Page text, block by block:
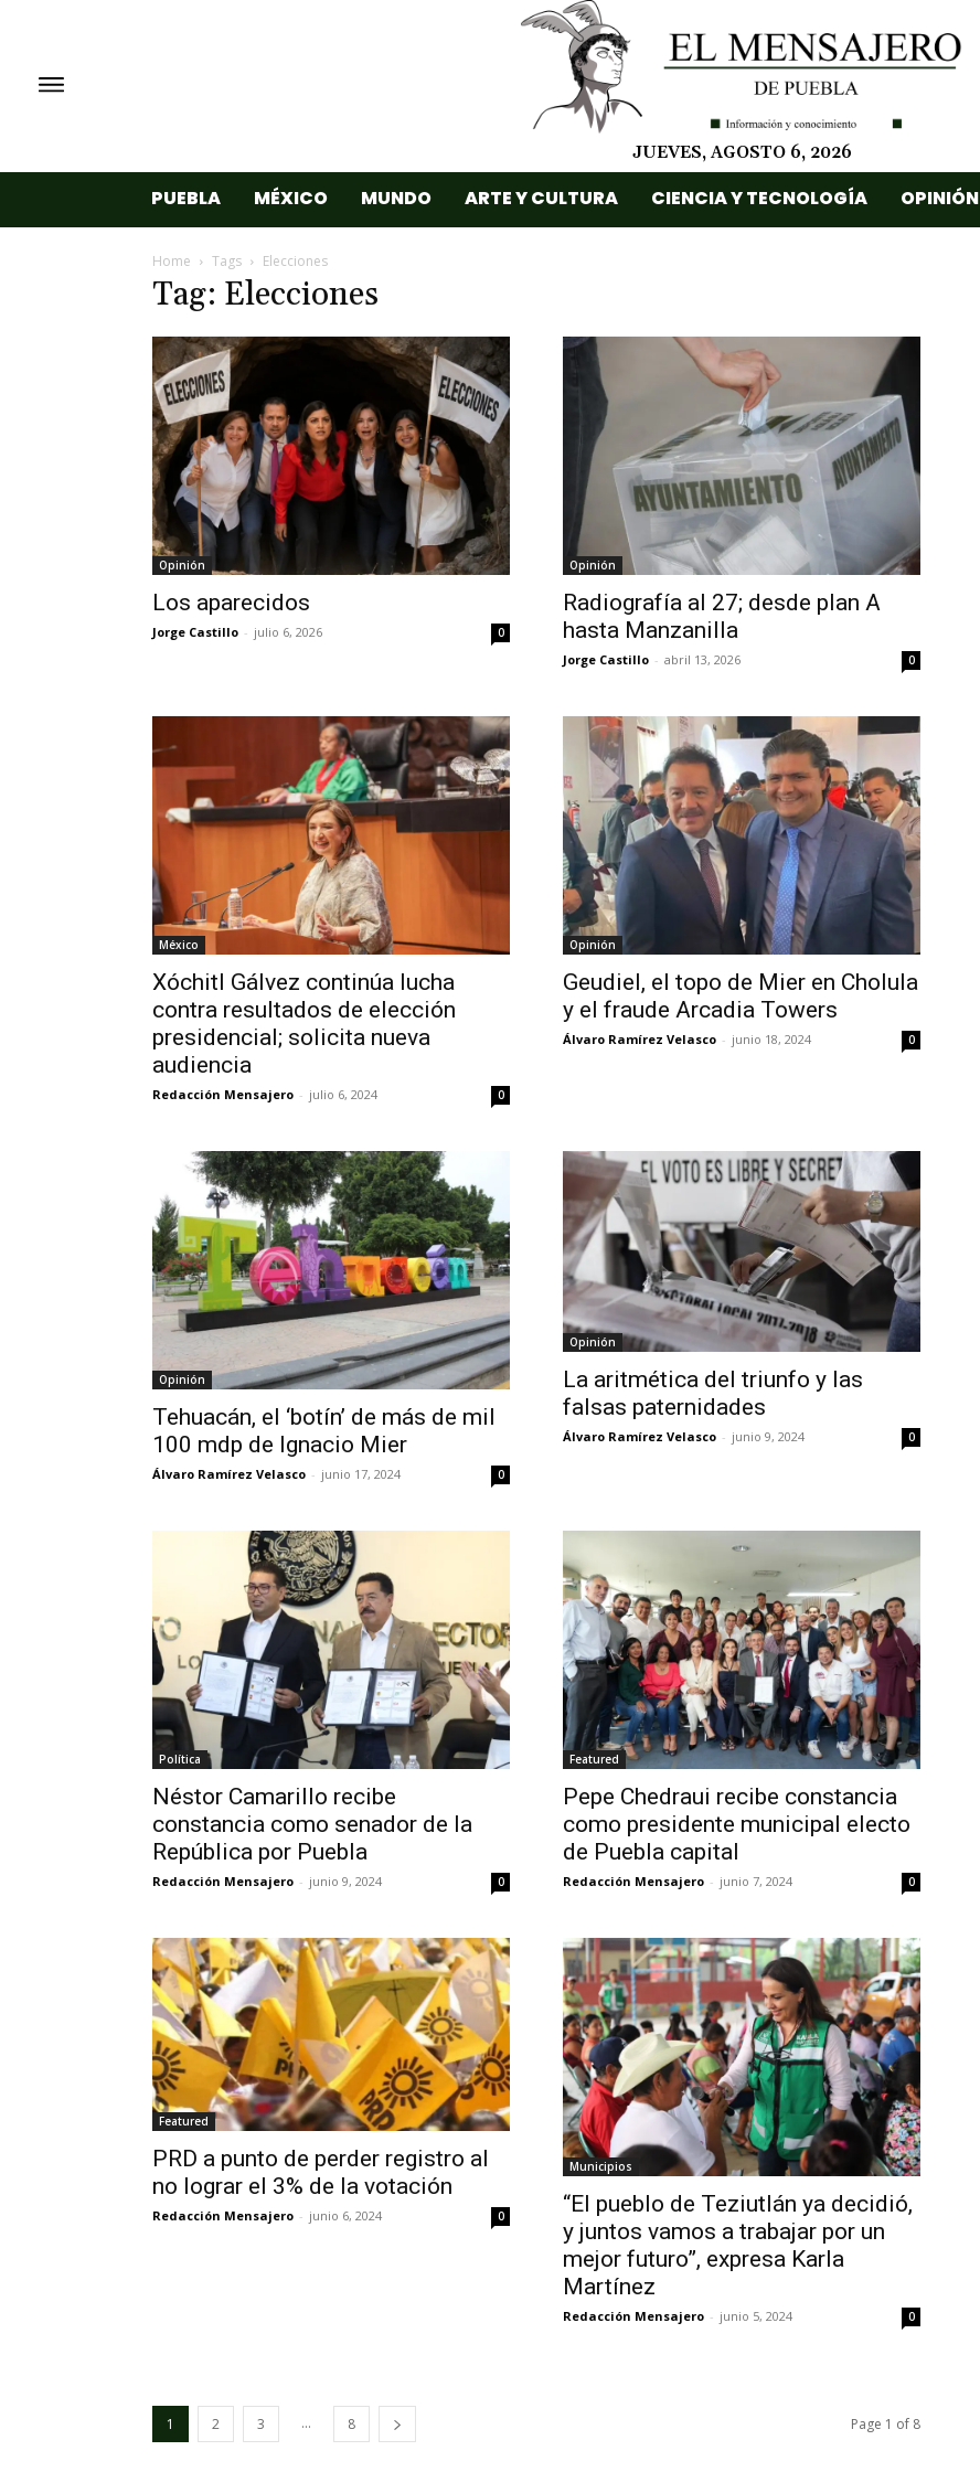
JUEVES, AGOSTO 6, 2026
PUEBLA MÉXICO MUNDO ARTE Y CULTURA CIENCIA Y TECNOLOGÍA OPINIÓN
Home Tags Elecciones
Tag: Elecciones
Opinión
Los aparecidos
Jorge Castillo - julio 6, 2026 0
Opinión
Radiografía al 27; desde plan A
hasta Manzanilla
Jorge Castillo - abril 13, 2026 0
México
Xóchitl Gálvez continúa lucha
contra resultados de elección
presidencial; solicita nueva
audiencia
Redacción Mensajero - julio 6, 2024 0
Opinión
Geudiel, el topo de Mier en Cholula
y el fraude Arcadia Towers
Álvaro Ramírez Velasco - junio 18, 2024 0
Opinión
Tehuacán, el ‘botín’ de más de mil
100 mdp de Ignacio Mier
Álvaro Ramírez Velasco - junio 17, 2024 0
Opinión
La aritmética del triunfo y las
falsas paternidades
Álvaro Ramírez Velasco - junio 9, 2024 0
Política
Néstor Camarillo recibe
constancia como senador de la
República por Puebla
Redacción Mensajero - junio 9, 2024 0
Featured
Pepe Chedraui recibe constancia
como presidente municipal electo
de Puebla capital
Redacción Mensajero - junio 7, 2024 0
Featured
PRD a punto de perder registro al
no lograr el 3% de la votación
Redacción Mensajero - junio 6, 2024 0
Municipios
“El pueblo de Teziutlán ya decidió,
y juntos vamos a trabajar por un
mejor futuro”, expresa Karla
Martínez
Redacción Mensajero - junio 5, 2024 0
1 2 3 ... 8 Page 1 of 8